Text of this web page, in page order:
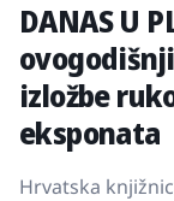
DANAS U
izložbe
eksponata
Hrvatska